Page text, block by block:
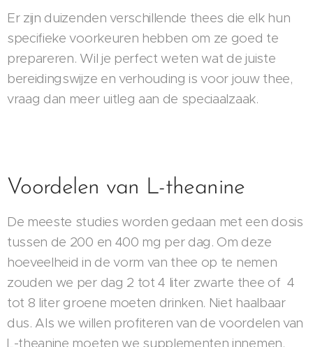
Er zijn duizenden verschillende thees die elk hun
specifieke voorkeuren hebben om ze goed te
prepareren. Wil je perfect weten wat de juiste
bereidingswijze en verhouding is voor jouw thee,
vraag dan meer uitleg aan de speciaalzaak.
Voordelen van L-theanine
De meeste studies worden gedaan met een dosis
tussen de 200 en 400 mg per dag. Om deze
hoeveelheid in de vorm van thee op te nemen
zouden we per dag 2 tot 4 liter zwarte thee of 4
tot 8 liter groene moeten drinken. Niet haalbaar
dus. Als we willen profiteren van de voordelen van
L-theanine moeten we supplementen innemen.